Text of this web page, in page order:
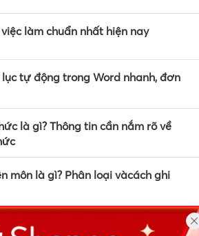
làm chuẩn nhất hiện nay
tự động trong Word nhanh, đơn
là gì? Thông tin cần nắm rõ về
môn là gì? Phân loại vàcách ghi